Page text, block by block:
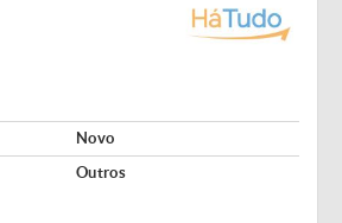
Novo
Outros